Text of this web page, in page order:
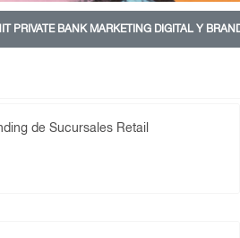
PRIVATE BANK MARKETING DIGITAL Y
de Sucursales Retail